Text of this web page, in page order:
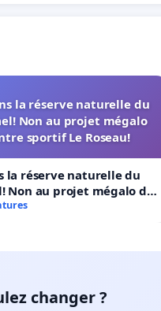
la réserve naturelle du
Non au projet mégalo
sportif Le Roseau!
la réserve naturelle du
Non au projet mégalo du
Le Roseau!
changer ?